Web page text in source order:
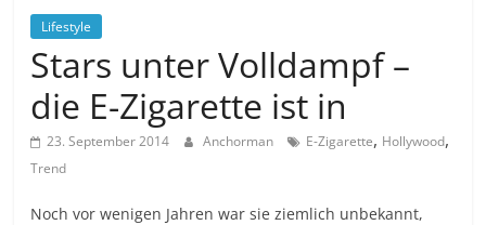
Lifestyle
Stars unter Volldampf –
die E-Zigarette ist in
23. September 2014 Anchorman E-Zigarette, Hollywood,
Trend
Noch vor wenigen Jahren war sie ziemlich unbekannt,